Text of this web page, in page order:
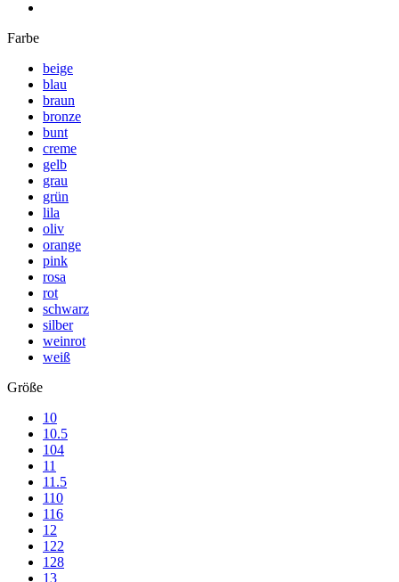
Farbe
beige
blau
braun
bronze
bunt
creme
gelb
grau
grün
lila
oliv
orange
pink
rosa
rot
schwarz
silber
weinrot
weiß
Größe
10
10.5
104
11
11.5
110
116
12
122
128
13